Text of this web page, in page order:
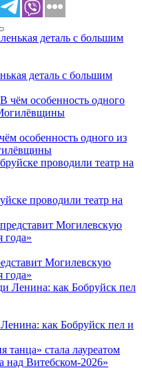
деталь с большим
особенность одного из
проводили театр на
Могилевскую
года»
как Бобруйск пел и